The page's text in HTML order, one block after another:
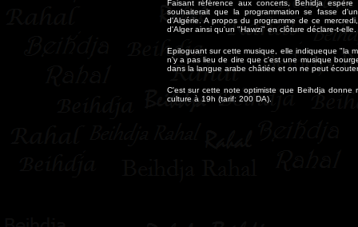
Faisant référence aux concerts, Behidja
souhaiterait que la programmation se fasse
d'Algérie. A propos du programme de ce
d'Alger ainsi qu'un "Hawzi" en clôture déclare-t-elle.
Epiloguant sur cette musique, elle indiqueque "la
n'y a pas lieu de dire que c'est une musique
dans la langue arabe châtiée et on ne peut
C'est sur cette note optimiste que Beihdja donne
culture à 19h (tarif: 200 DA).